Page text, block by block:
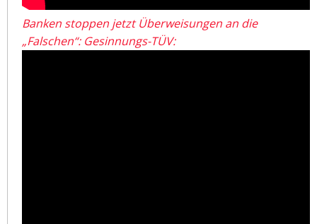
Banken stoppen jetzt Überweisungen an die
„Falschen“: Gesinnungs-TÜV: